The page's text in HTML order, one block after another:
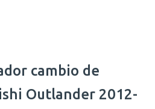
cambio de
Outlander 2012-